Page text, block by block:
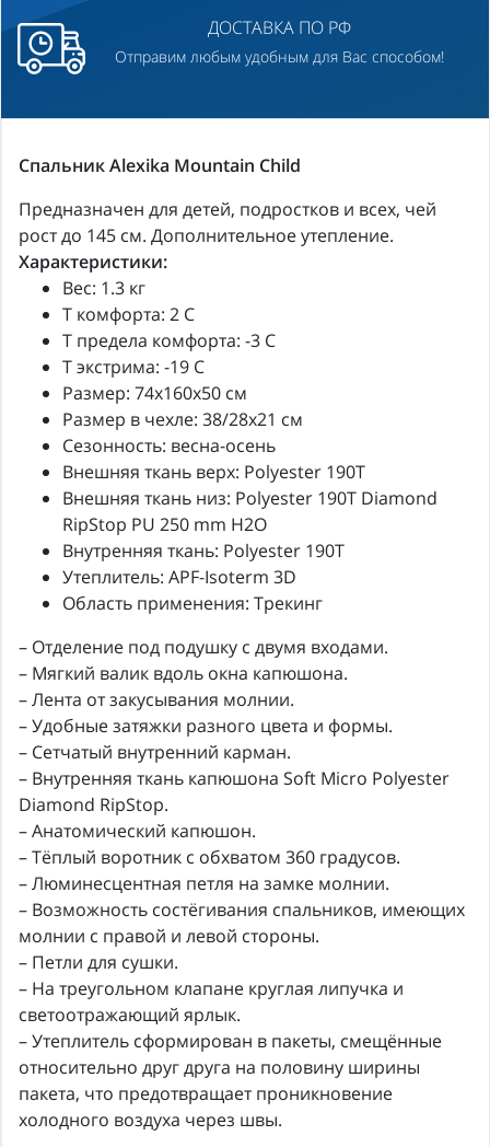
ДОСТАВКА ПО РФ
Отправим любым удобным для Вас способом!
Спальник Alexika Mountain Child
Предназначен для детей, подростков и всех, чей
рост до 145 см. Дополнительное утепление.
Характеристики:
Вес: 1.3 кг
Т комфорта: 2 C
Т предела комфорта: -3 C
T экстрима: -19 C
Размер: 74x160x50 см
Размер в чехле: 38/28x21 см
Сезонность: весна-осень
Внешняя ткань верх: Polyester 190T
Внешняя ткань низ: Polyester 190T Diamond
RipStop PU 250 mm H2O
Внутренняя ткань: Polyester 190T
Утеплитель: APF-Isoterm 3D
Область применения: Трекинг
– Отделение под подушку с двумя входами.
– Мягкий валик вдоль окна капюшона.
– Лента от закусывания молнии.
– Удобные затяжки разного цвета и формы.
– Сетчатый внутренний карман.
– Внутренняя ткань капюшона Soft Micro Polyester
Diamond RipStop.
– Анатомический капюшон.
– Тёплый воротник с обхватом 360 градусов.
– Люминесцентная петля на замке молнии.
– Возможность состёгивания спальников, имеющих
молнии с правой и левой стороны.
– Петли для сушки.
– На треугольном клапане круглая липучка и
светоотражающий ярлык.
– Утеплитель сформирован в пакеты, смещённые
относительно друг друга на половину ширины
пакета, что предотвращает проникновение
холодного воздуха через швы.